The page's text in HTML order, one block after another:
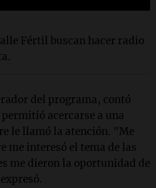
Fértil buscan hacer radio
del programa, contó
acercarse a una
le llamó la atención. "Me
me interesó el tema de las
me dieron la oportunidad de
expresó.